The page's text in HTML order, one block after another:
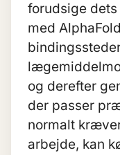
forudsige
med
og derefter
der passer
normalt
arbejde, kan